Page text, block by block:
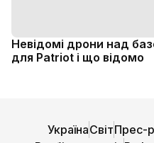
Невідомі дрони над
для Patriot і що відомо
УкраїнаСвітПрес-